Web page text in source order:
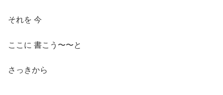
それを 今
ここに 書こう〜〜と
さっきから